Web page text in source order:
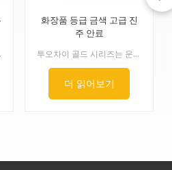
변색 문제를 해결하여 완벽한 금빛 색상을 구현합니다.
화장품 등급 금색 고급 진
주 안료
투오차이 골드 시리즈는 운모 표면에 이산화티타늄과 산화철을 코팅한 제품입니다. 이산화티타늄과 산화철의 코팅 비율을 정밀하게 조절하여 다양한 색조의 금빛 광택을 구현할 수 있습니다. 무독성, 무취이며, 고온, 산성, 알칼리성, 내광성 및 비전도성이 우수합니다. 기존 동분말이 가혹한 환경에서 변색되는 문제를 해결했으며, 완벽한 금색을 표현합니다.
더 읽어보기